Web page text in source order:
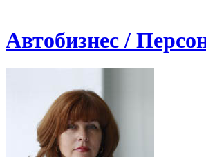
Автобизнес /